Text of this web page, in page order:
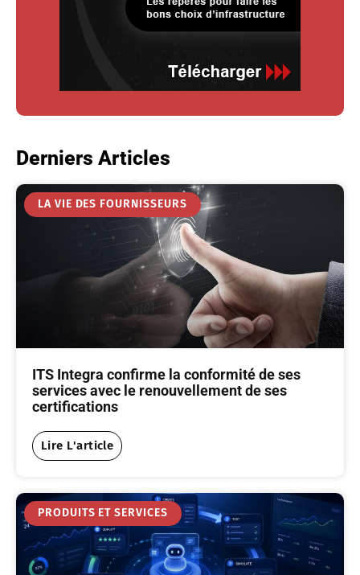
Derniers Articles
LA VIE DES FOURNISSEURS
ITS Integra confirme la conformité de ses
services avec le renouvellement de ses
certifications
Lire L'article
PRODUITS ET SERVICES